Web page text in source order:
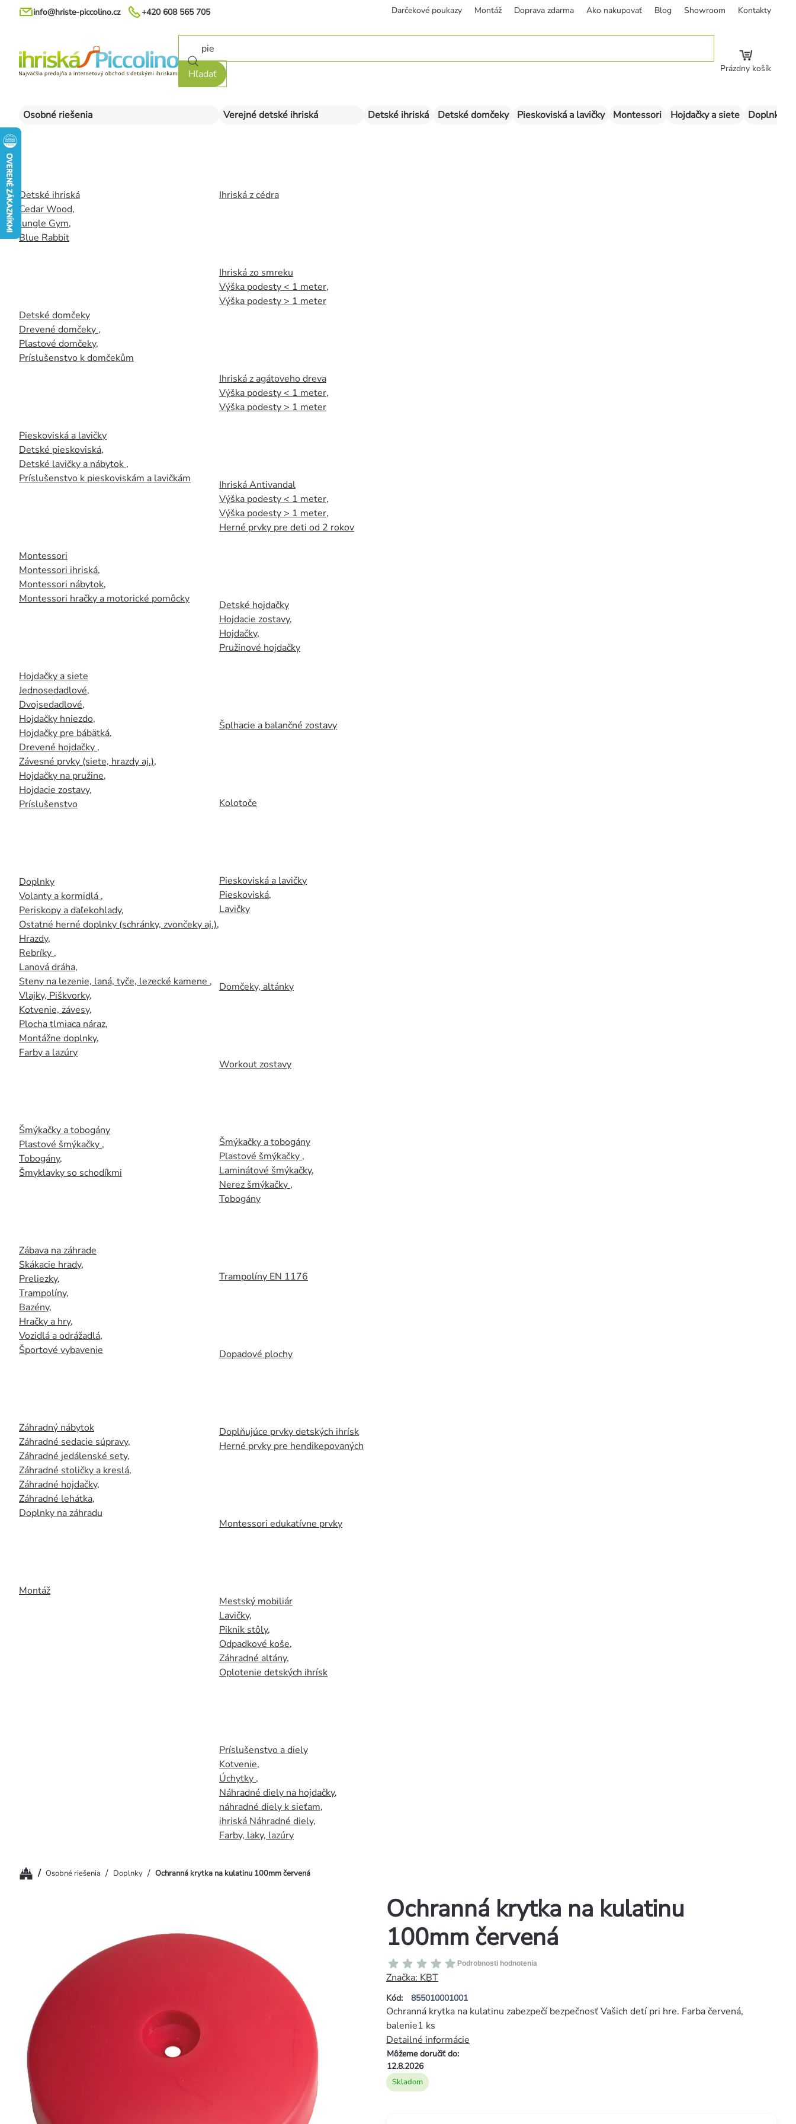
Prejsť
+420 608 565 705
info@hriste-piccolino.cz Darčekové poukazy Montáž Doprava zdarma Ako nakupovať Blog Showroom Kontakty
Hľadať Prázdny košík
Osobné riešenia
Detské ihriská
Cedar Wood,
Jungle Gym,
Blue Rabbit
Detské domčeky
Drevené domčeky ,
Plastové domčeky,
Príslušenstvo k domčekům
Pieskoviská a lavičky
Detské pieskoviská,
Detské lavičky a nábytok ,
Príslušenstvo k pieskoviskám a lavičkám
Montessori
Montessori ihriská,
Montessori nábytok,
Montessori hračky a motorické pomôcky
Hojdačky a siete
Jednosedadlové,
Dvojsedadlové,
Hojdačky hniezdo,
Hojdačky pre bábätká,
Drevené hojdačky ,
Závesné prvky (siete, hrazdy aj.),
Hojdačky na pružine,
Hojdacie zostavy,
Príslušenstvo
Doplnky
Volanty a kormidlá ,
Periskopy a ďaľekohlady,
Ostatné herné doplnky (schránky, zvončeky aj.),
Hrazdy,
Rebríky ,
Lanová dráha,
Steny na lezenie, laná, tyče, lezecké kamene ,
Vlajky, Piškvorky,
Kotvenie, závesy,
Plocha tlmiaca náraz,
Montážne doplnky,
Farby a lazúry
Šmýkačky a tobogány
Plastové šmýkačky ,
Tobogány,
Šmyklavky so schodíkmi
Zábava na záhrade
Skákacie hrady,
Preliezky,
Trampolíny,
Bazény,
Hračky a hry,
Vozidlá a odrážadlá,
Športové vybavenie
Záhradný nábytok
Záhradné sedacie súpravy,
Záhradné jedálenské sety,
Záhradné stoličky a kreslá,
Záhradné hojdačky,
Záhradné lehátka,
Doplnky na záhradu
Montáž
Verejné detské ihriská
Ihriská z cédra
Ihriská zo smreku
Výška podesty < 1 meter,
Výška podesty > 1 meter
Ihriská z agátoveho dreva
Výška podesty < 1 meter,
Výška podesty > 1 meter
Ihriská Antivandal
Výška podesty < 1 meter,
Výška podesty > 1 meter,
Herné prvky pre deti od 2 rokov
Detské hojdačky
Hojdacie zostavy,
Hojdačky,
Pružinové hojdačky
Šplhacie a balančné zostavy
Kolotoče
Pieskoviská a lavičky
Pieskoviská,
Lavičky
Domčeky, altánky
Workout zostavy
Šmýkačky a tobogány
Plastové šmýkačky ,
Laminátové šmýkačky,
Nerez šmýkačky ,
Tobogány
Trampolíny EN 1176
Dopadové plochy
Doplňujúce prvky detských ihrísk
Herné prvky pre hendikepovaných
Montessori edukatívne prvky
Mestský mobiliár
Lavičky,
Piknik stôly,
Odpadkové koše,
Záhradné altány,
Oplotenie detských ihrísk
Príslušenstvo a diely
Kotvenie,
Úchytky ,
Náhradné diely na hojdačky,
náhradné diely k sieťam,
ihriská Náhradné diely,
Farby, laky, lazúry
Detské ihriská Detské domčeky Pieskoviská a lavičky Montessori Hojdačky a siete Doplnky
Domov
/ Osobné riešenia / Doplnky / Ochranná krytka na kulatinu 100mm červená
Ochranná krytka na kulatinu
100mm červená
Kód: 855010001001
Priemerné
hodnotenie
produktu
je
0,0
z
5
hviezdičiek.
Podrobnosti hodnotenia
Značka: KBT
Skladom
Môžeme doručiť do:
12.8.2026
Ochranná krytka na kulatinu zabezpečí bezpečnosť Vašich detí pri hre. Farba červená,
balenie1 ks
Detailné informácie